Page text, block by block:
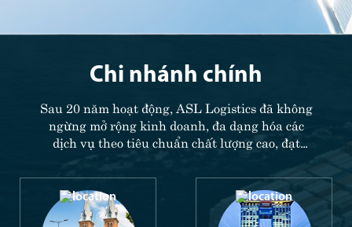
Chi nhánh chính
Sau 20 năm hoạt động, ASL Logistics đã không
ngừng mở rộng kinh doanh, đa dạng hóa các
dịch vụ theo tiêu chuẩn chất lượng cao, đạt
được nhiều thành tựu và được cấp chứng nhận
bởi các nhà phát hành trong và ngoài nước.